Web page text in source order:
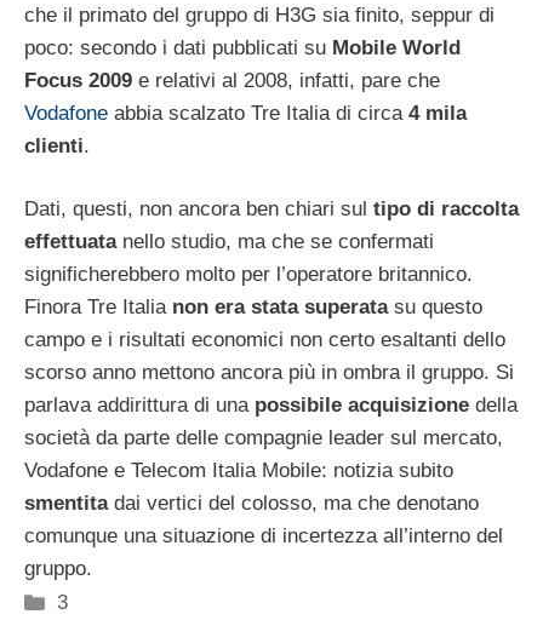
che il primato del gruppo di H3G sia finito, seppur di
poco: secondo i dati pubblicati su Mobile World
Focus 2009 e relativi al 2008, infatti, pare che
Vodafone abbia scalzato Tre Italia di circa 4 mila
clienti.
Dati, questi, non ancora ben chiari sul tipo di raccolta
effettuatanello studio, ma che se confermati
significherebbero molto per l’operatore britannico.
Finora Tre Italia non era stata superatasu questo
campo e i risultati economici non certo esaltanti dello
scorso anno mettono ancora più in ombra il gruppo. Si
parlava addirittura di una possibile acquisizione della
società da parte delle compagnie leader sul mercato,
Vodafone e Telecom Italia Mobile: notizia subito
smentitadai vertici del colosso, ma che denotano
comunque una situazione di incertezza all’interno del
gruppo.
Categorie
3